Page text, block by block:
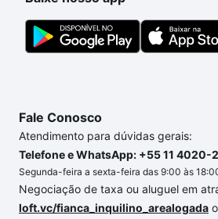
custa comprar um apartamento
gente para comprar o imóvel
segurança e conforto. Loft, com
Fale Conosco
Atendimento para dúvidas gerais:
Telefone e WhatsApp: +55 11 4020-
Segunda-feira a sexta-feira das 9:00 às
Negociação de taxa ou aluguel em
loft.vc/fianca_inquilino_arealogada